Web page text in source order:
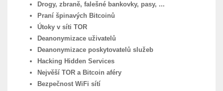
Drogy, zbraně, falešné bankovky, pasy, ...
Praní špinavých Bitcoinů
Útoky v síti TOR
Deanonymizace uživatelů
Deanonymizace poskytovatelů služeb
Hacking Hidden Services
Nejvěší TOR a Bitcoin aféry
Bezpečnost WiFi sítí